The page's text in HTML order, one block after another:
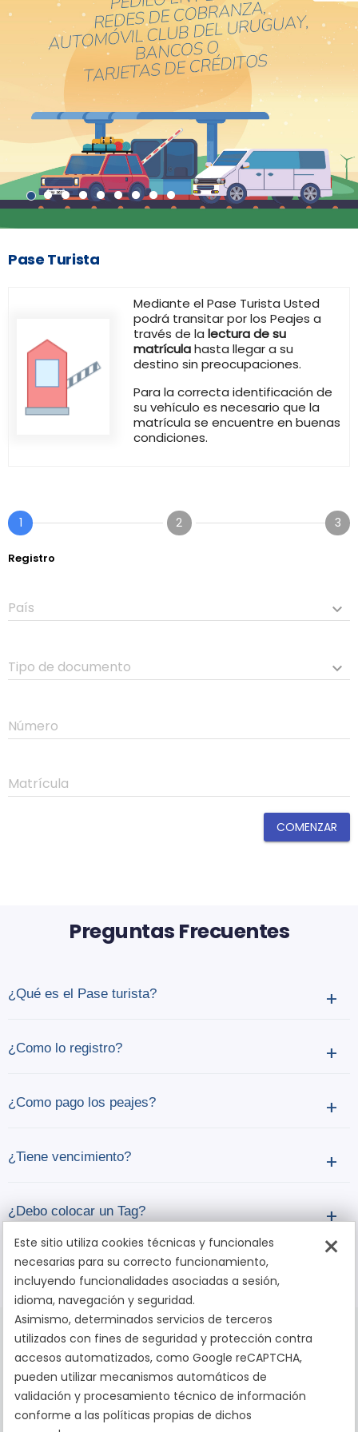
Pase Turista
Mediante el Pase Turista Usted
podrá transitar por los Peajes a
través de lalectura de su
matrículahasta llegar a su
destino sin preocupaciones.
Para la correcta identificación de
su vehículo es necesario que la
matrícula se encuentre en buenas
condiciones.
1
Registro
2 3
keyboard_arrow_down
País
keyboard_arrow_down
Tipo de documento
Número
Matrícula
COMENZAR
Preguntas Frecuentes
¿Qué es el Pase turista? +
¿Como lo registro? +
¿Como pago los peajes? +
¿Tiene vencimiento? +
¿Debo colocar un Tag? +
¿Como consulto los peajes adeudados?
La tranquilidad de pasar por peajes sin contratiempos
×
Este sitio utiliza cookies técnicas y funcionales
necesarias para su correcto funcionamiento,
incluyendo funcionalidades asociadas a sesión,
idioma, navegación y seguridad.
Asimismo, determinados servicios de terceros
utilizados con fines de seguridad y protección contra
accesos automatizados, como Google reCAPTCHA,
pueden utilizar mecanismos automáticos de
validación y procesamiento técnico de información
conforme a las políticas propias de dichos